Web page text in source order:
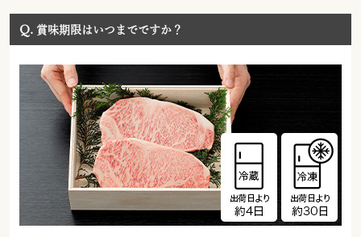
Q. 賞味期限はいつまでですか？